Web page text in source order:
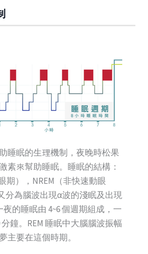
睡眠的生理機制，夜晚時松果
素來幫助睡眠。睡眠的結構：
期），NREM（非快速動眼
分為腦波出現α波的淺眠及出現
的睡眠由 4~6 個週期組成，一
鐘。REM 睡眠中大腦腦波振幅
主要在這個時期。